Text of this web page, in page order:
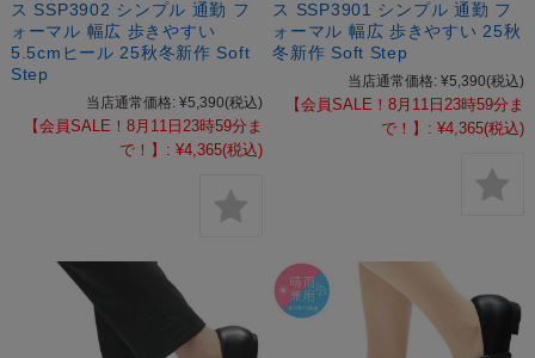
ス SSP3902 シンプル 通勤 フ
ォーマル 幅広 歩きやすい
5.5cmヒール 25秋冬新作 Soft
Step
当店通常価格: ¥5,390(税込)
【会員SALE！8月11日23時59分ま
で！】: ¥4,365(税込)
ス SSP3901 シンプル 通勤 フ
ォーマル 幅広 歩きやすい 25秋
冬新作 Soft Step
当店通常価格: ¥5,390(税込)
【会員SALE！8月11日23時59分ま
で！】: ¥4,365(税込)